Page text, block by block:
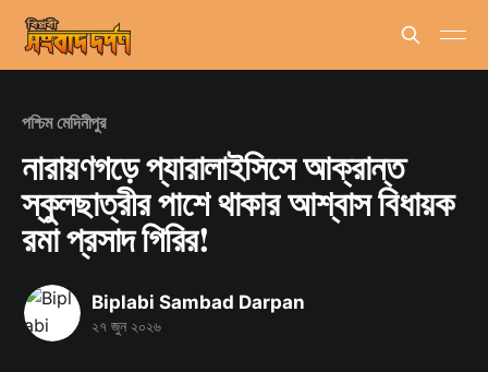
পশ্চিম মেদিনীপুর
নারায়ণগড়ে প্যারালাইসিসে আক্রান্ত
স্কুলছাত্রীর পাশে থাকার আশ্বাস বিধায়ক
রমা প্রসাদ গিরির!
Biplabi Sambad Darpan
২৭ জুন ২০২৬